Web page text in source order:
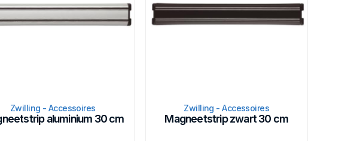
Zwilling - Accessoires
aluminium 30 cm
Zwilling - Accessoires
Magneetstrip zwart 30 cm